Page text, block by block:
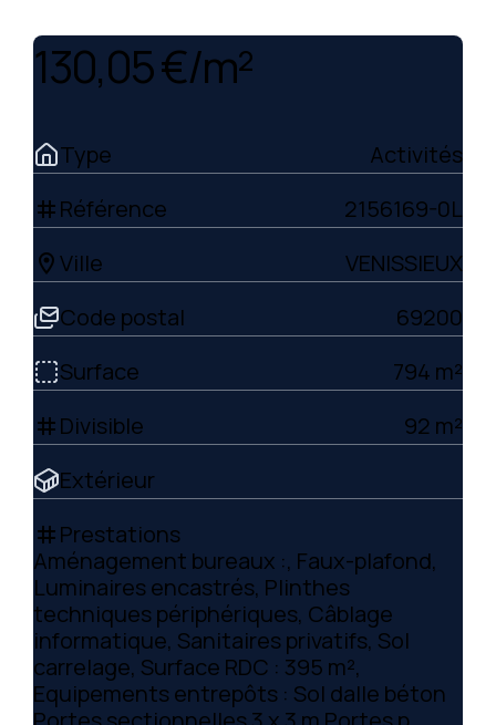
130,05 €/m²
Type Activités
tag Référence 2156169-0L
location_on Ville
VENISSIEUX
Code postal
69200
Surface
794 m²
tag Divisible
92 m²
Extérieur
tag Prestations
Aménagement bureaux :, Faux-plafond,
Luminaires encastrés, Plinthes
techniques périphériques, Câblage
informatique, Sanitaires privatifs, Sol
carrelage, Surface RDC : 395 m²,
Equipements entrepôts : Sol dalle béton